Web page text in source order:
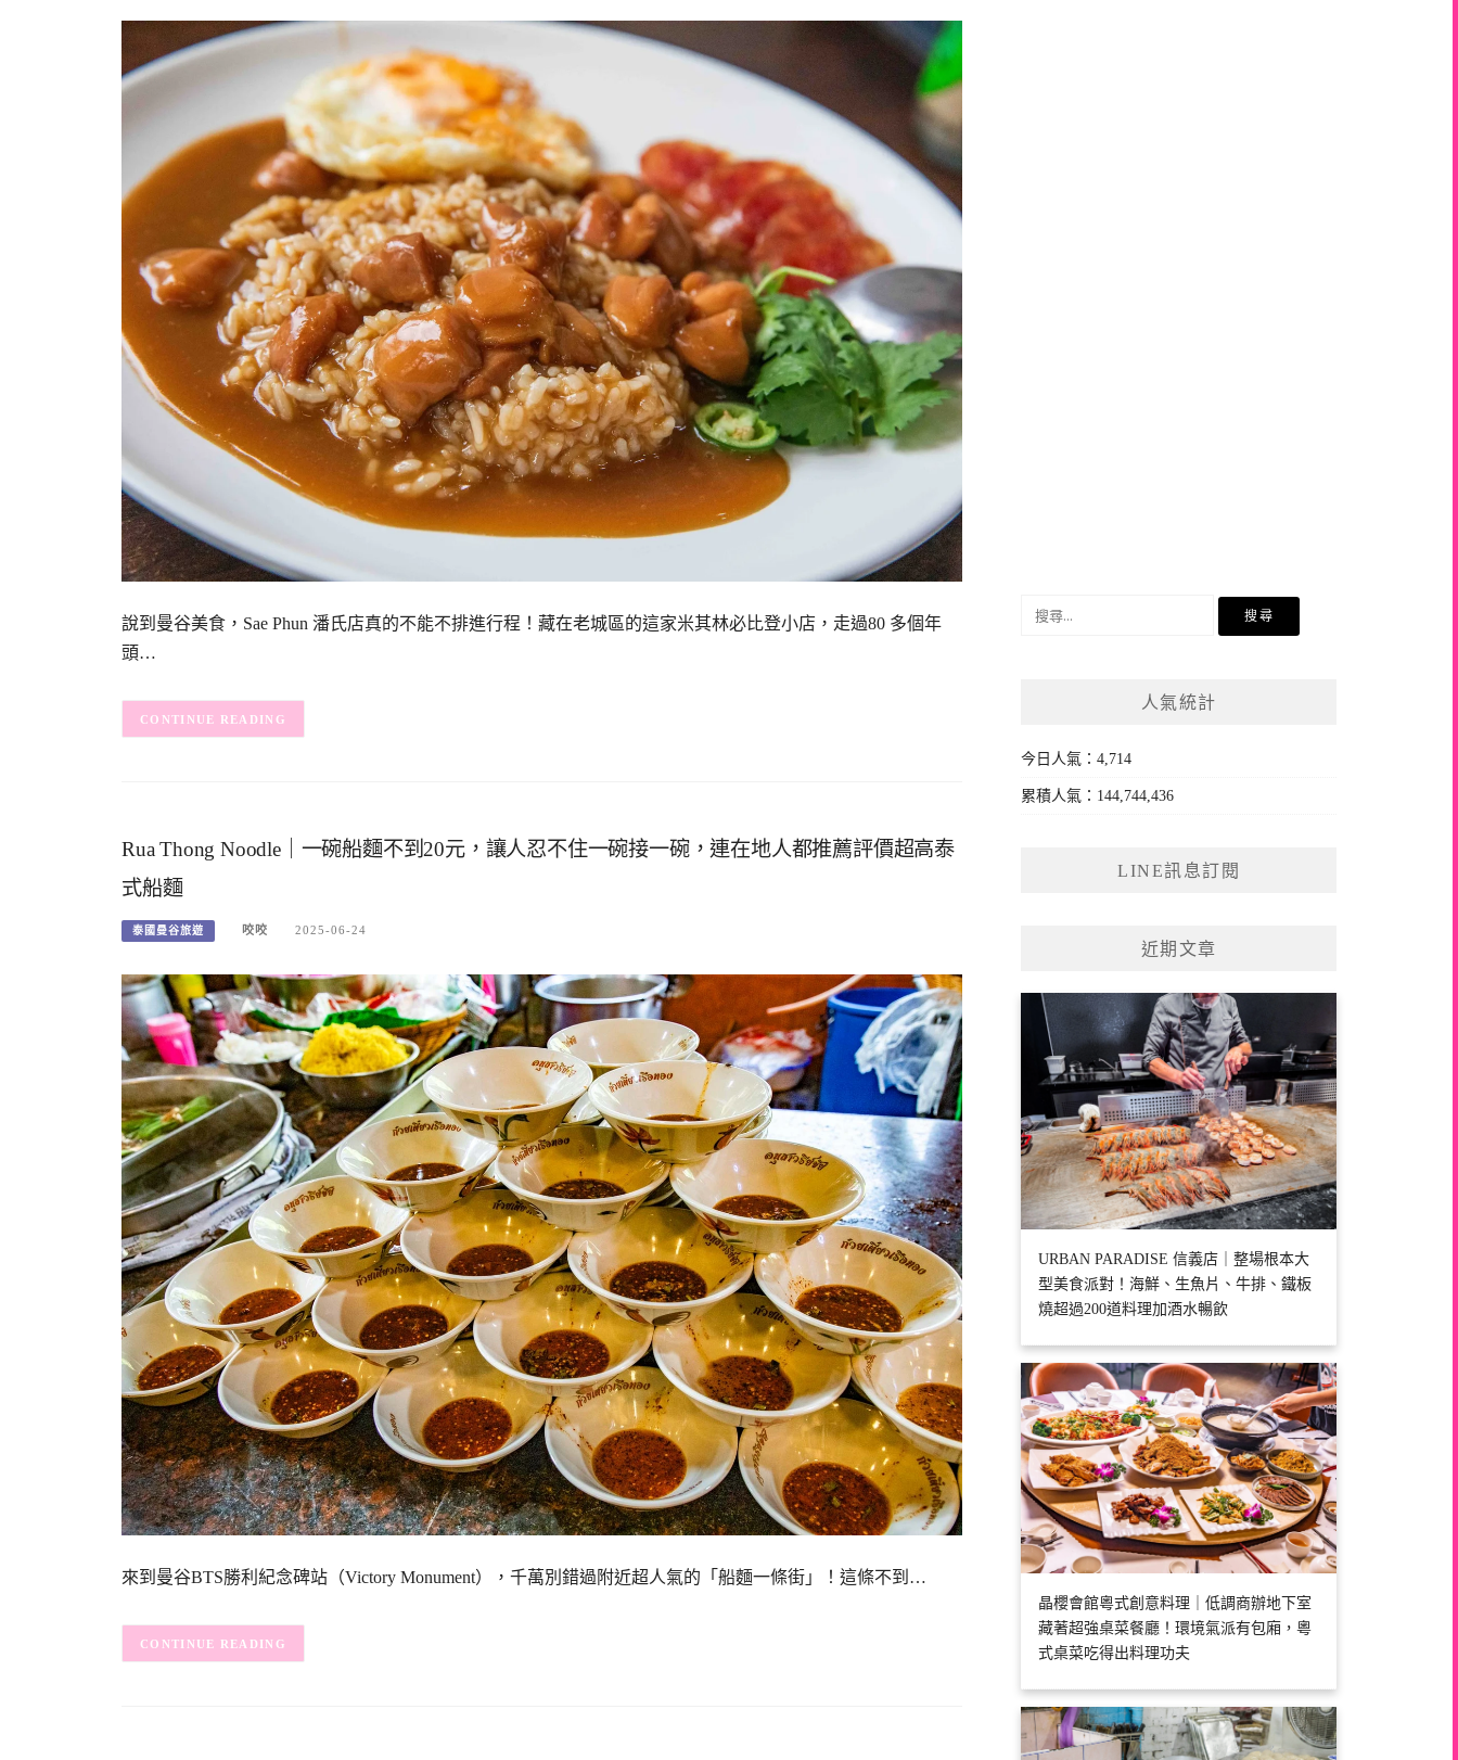
說到曼谷美食，Sae Phun 潘氏店真的不能不排進行程！藏在老城區的這家米其林必比登小店，走過80 多個年
頭…
CONTINUE READING
Rua Thong Noodle｜一碗船麵不到20元，讓人忍不住一碗接一碗，連在地人都推薦評價超高泰
式船麵
泰國曼谷旅遊 咬咬 2025-06-24
來到曼谷BTS勝利紀念碑站（Victory Monument），千萬別錯過附近超人氣的「船麵一條街」！這條不到…
CONTINUE READING
人氣統計
今日人氣：4,714
累積人氣：144,744,436
LINE訊息訂閱
近期文章
URBAN PARADISE 信義店｜整場根本大
型美食派對！海鮮、生魚片、牛排、鐵板
燒超過200道料理加酒水暢飲
晶櫻會館粵式創意料理｜低調商辦地下室
藏著超強桌菜餐廳！環境氣派有包廂，粵
式桌菜吃得出料理功夫